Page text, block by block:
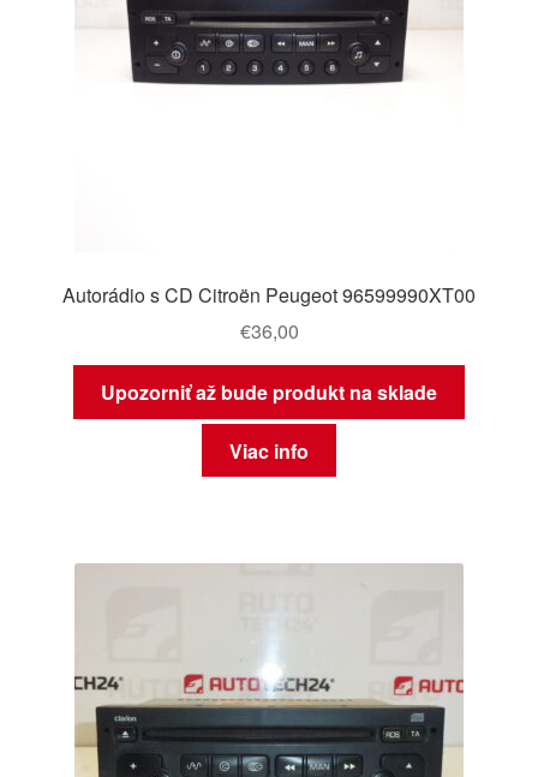
Autorádio s CD Citroën Peugeot 96599990XT00
€36,00
Upozorniť až bude produkt na sklade
Viac info